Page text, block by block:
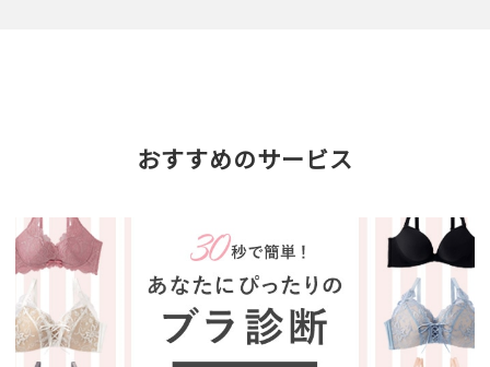
おすすめのサービス